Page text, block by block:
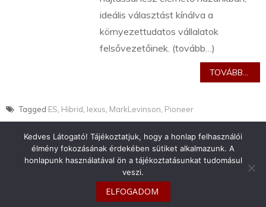
ideális választást kínálva a
környezettudatos vállalatok
felsővezetőinek. (tovább…)
TOVÁBB...
Tagged ES Hibrid lexus MarkLevinson Pioneer
info@toyotaclub.hu
Copyright © 2026Toyota Klub Magyarország
Kedves Látogató! Tájékoztatjuk, hogy a honlap felhasználói
élmény fokozásának érdekében sütiket alkalmazunk. A
honlapunk használatával ön a tájékoztatásunkat tudomásul
veszi.
ELFOGADOM